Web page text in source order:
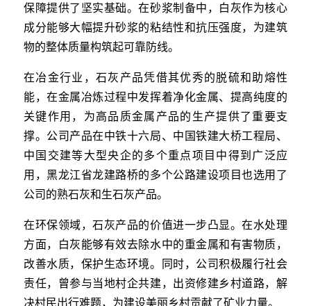
保障提供了坚实基础。在砂浆制备中，白灰作为核心
成分能够大幅提升砂浆的粘结性和抗压强度，为建筑
物的整体质量构筑起可靠防线。
在冶金行业，石灰产品凭借其优秀的脱硫和助熔性
能，在金属冶炼过程中发挥着净化金属、提高纯度的
关键作用，为高品质金属产品的生产提供了重要支
撑。公司产品在中铁十六局、中国铁建大桥工程局、
中国交建等大型央企的多个重点项目中得到广泛应
用，黑龙江省龙建路桥的多个公路建设项目也选用了
公司的熟石灰和生石灰产品。
在环保领域，石灰产品的价值进一步凸显。在水处理
方面，白灰能够有效去除水中的重金属和有害物质，
改善水质，保护生态环境。同时，公司积极履行社会
责任，曾参与当地村企共建，出资修建乡村道路，解
决村民出行难题，为建设美丽乡村贡献了矿业力量。